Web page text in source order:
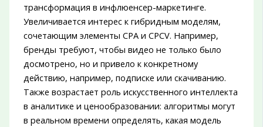
трансформация в инфлюенсер-маркетинге.
Увеличивается интерес к гибридным моделям,
сочетающим элементы CPA и CPCV. Например,
бренды требуют, чтобы видео не только было
досмотрено, но и привело к конкретному
действию, например, подписке или скачиванию.
Также возрастает роль искусственного интеллекта
в аналитике и ценообразовании: алгоритмы могут
в реальном времени определять, какая модель